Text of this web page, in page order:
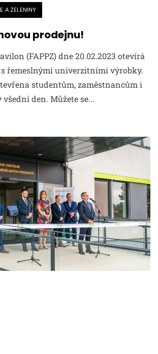
A ZELENINY
prodejnu!
(FAPPZ) dne 20.02.2023 otevírá
řemeslnými univerzitními výrobky.
studentům, zaměstnancům i
den. Můžete se...